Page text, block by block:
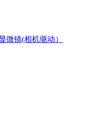
微镜(相机驱动）